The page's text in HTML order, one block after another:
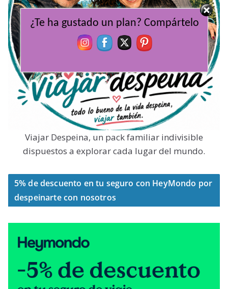
Viajar Despeina, un pack familiar indivisible
dispuestos a explorar cada lugar del mundo.
5% de descuento en tu seguro con HeyMondo por
despeinarte con nosotros
¿Te ha gustado un plan? Compártelo